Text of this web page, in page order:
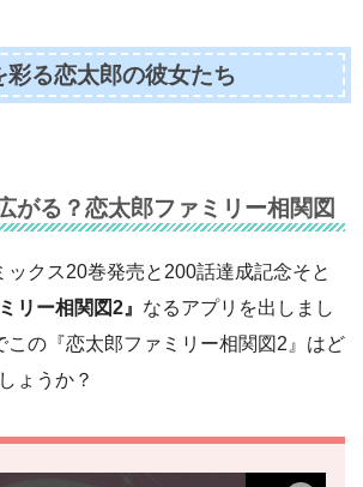
彩る恋太郎の彼女たち
がる？恋太郎ファミリー相関図
ックス20巻発売と200話達成記念そと
リー相関図2』 なるアプリを出しまし
この『恋太郎ファミリー相関図2』はど
ょうか？